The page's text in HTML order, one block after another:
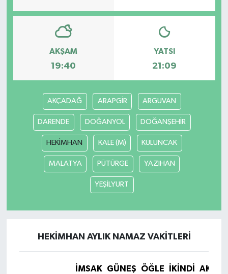
AKŞAM
19:40
YATSI
21:09
AKÇADAĞ ARAPGİR ARGUVAN
DARENDE DOĞANYOL DOĞANŞEHİR
HEKİMHAN KALE (M) KULUNCAK
MALATYA PÜTÜRGE YAZIHAN
YEŞİLYURT
HEKİMHAN AYLIK NAMAZ VAKITLERI
İMSAK GÜNEŞ ÖĞLE İKINDI